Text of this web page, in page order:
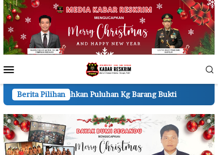
Loncat
ke
konten
Mobile
Berita Pilihan
Kg Barang Bukti Resmi Berdiri Mako Polres